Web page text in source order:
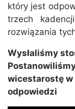
który jest
trzech
rozwiązania
Wysłaliśmy
wicestarostę w
odpowiedzi